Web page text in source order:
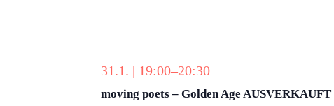
moving poets – Golden Age AUSVERKAUFT
31.1. | 19:00–20:30